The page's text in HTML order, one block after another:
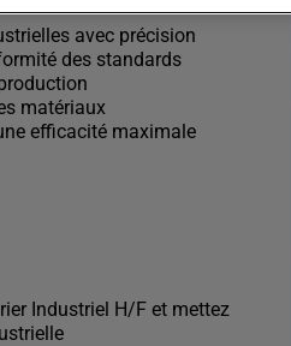
avec précision
des standards
matériaux
efficacité maximale
Industriel H/F et mettez